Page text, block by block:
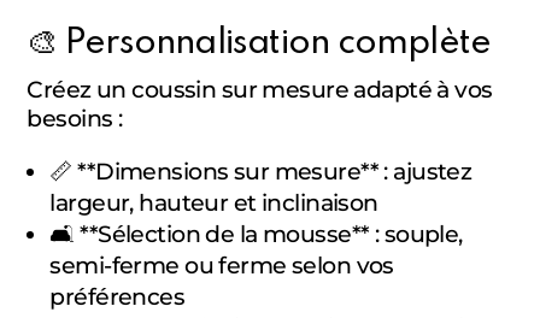
🎨 Personnalisation complète
Créez un coussin sur mesure adapté à vos
besoins :
📏 **Dimensions sur mesure** : ajustez
largeur, hauteur et inclinaison
🛋️ **Sélection de la mousse** : souple,
semi-ferme ou ferme selon vos
préférences